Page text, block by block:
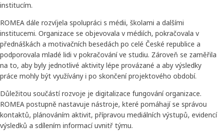
institucím.
ROMEA dále rozvíjela spolupráci s médii, školami a dalšími
institucemi. Organizace se objevovala v médiích, pokračovala v
přednáškách a motivačních besedách po celé České republice a
podporovala mladé lidi v pokračování ve studiu. Zároveň se zaměřila
na to, aby byly jednotlivé aktivity lépe provázané a aby výsledky
práce mohly být využívány i po skončení projektového období.
Důležitou součástí rozvoje je digitalizace fungování organizace.
ROMEA postupně nastavuje nástroje, které pomáhají se správou
kontaktů, plánováním aktivit, přípravou mediálních výstupů, evidencí
výsledků a sdílením informací uvnitř týmu.